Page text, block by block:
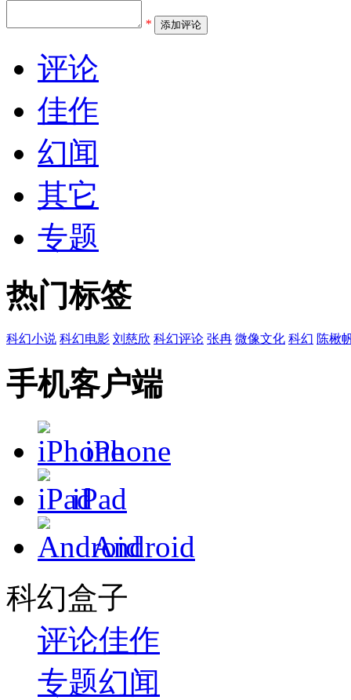
* 添加评论
评论
佳作
幻闻
其它
专题
热门标签
科幻小说 科幻电影 刘慈欣 科幻评论 张冉 微像文化 科幻 陈楸
手机客户端
iPhone
iPad
Android
科幻盒子
评论佳作
专题幻闻